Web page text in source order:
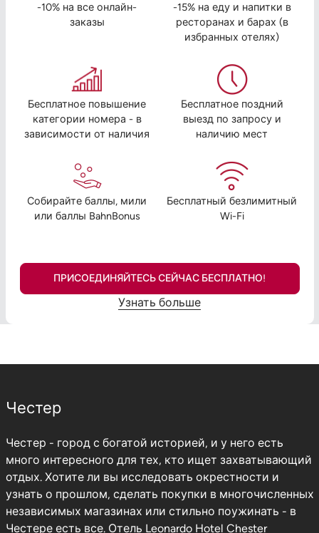
-10% на все онлайн-
заказы
-15% на еду и напитки в
ресторанах и барах (в
избранных отелях)
Бесплатное повышение
категории номера - в
зависимости от наличия
Бесплатное поздний
выезд по запросу и
наличию мест
Собирайте баллы, мили
или баллы BahnBonus
Бесплатный безлимитный
Wi-Fi
ПРИСОЕДИНЯЙТЕСЬ СЕЙЧАС БЕСПЛАТНО!
Узнать больше
Честер
Честер - город с богатой историей, и у него есть
много интересного для тех, кто ищет захватывающий
отдых. Хотите ли вы исследовать окрестности и
узнать о прошлом, сделать покупки в многочисленных
независимых магазинах или стильно поужинать - в
Честере есть все. Отель Leonardo Hotel Chester